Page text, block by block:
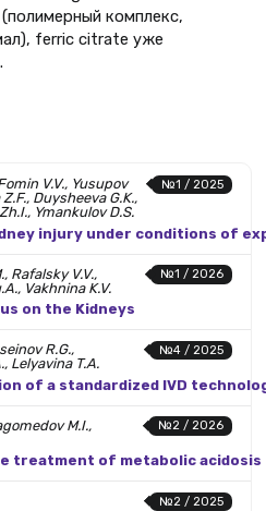
комплекс,
ferric citrate уже
№1 / 2025
V.V., Yusupov
Duysheeva G.K.,
Ymankulov D.S.
injury under conditions of
№1 / 2026
Rafalsky V.V.,
Vakhnina K.V.
on the Kidneys
№4 / 2025
R.G.,
Lelyavina T.A.
of a standardized IVD
№2 / 2026
M.I.,
treatment of metabolic acidosis
№2 / 2025